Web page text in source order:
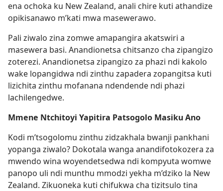
ena ochoka ku New Zealand, anali chire kuti athandize
opikisanawo m’kati mwa masewerawo.
Pali ziwalo zina zomwe amapangira akatswiri a
masewera basi. Anandionetsa chitsanzo cha zipangizo
zoterezi. Anandionetsa zipangizo za phazi ndi kakolo
wake lopangidwa ndi zinthu zapadera zopangitsa kuti
lizichita zinthu mofanana ndendende ndi phazi
lachilengedwe.
Mmene Ntchitoyi Yapitira Patsogolo Masiku Ano
Kodi m’tsogolomu zinthu zidzakhala bwanji pankhani
yopanga ziwalo? Dokotala wanga anandifotokozera za
mwendo wina woyendetsedwa ndi kompyuta womwe
panopo uli ndi munthu mmodzi yekha m’dziko la New
Zealand. Zikuoneka kuti chifukwa cha tizitsulo tina